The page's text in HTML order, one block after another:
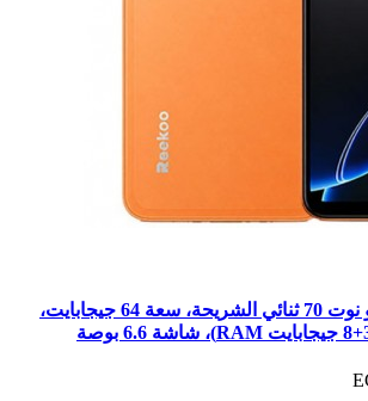
موبايل اول كول ريكو نوت 70 ثنائي الشريحة، سعة 64 جيجابايت،